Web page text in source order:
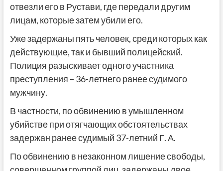
отвезли его в Рустави, где передали другим
лицам, которые затем убили его.
Уже задержаны пять человек, среди которых как
действующие, так и бывший полицейский.
Полиция разыскивает одного участника
преступления – 36-летнего ранее судимого
мужчину.
В частности, по обвинению в умышленном
убийстве при отягчающих обстоятельствах
задержан ранее судимый 37-летний Г. А.
По обвинению в незаконном лишение свободы,